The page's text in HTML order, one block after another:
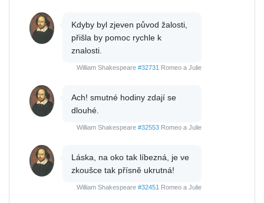
Kdyby byl zjeven původ žalosti,
přišla by pomoc rychle k
znalosti.
William Shakespeare #32731 Romeo a Julie
Ach! smutné hodiny zdají se
dlouhé.
William Shakespeare #32553 Romeo a Julie
Láska, na oko tak líbezná, je ve
zkoušce tak přísně ukrutná!
William Shakespeare #32451 Romeo a Julie